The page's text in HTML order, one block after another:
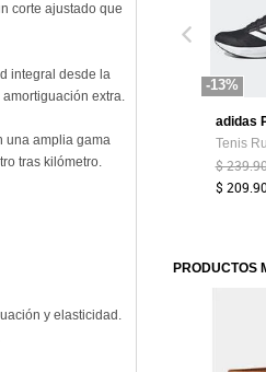
corte ajustado que
integral desde la
extra.
una amplia gama
tras kilómetro.
y elasticidad.
-13%
$
$
PRODUCTOS